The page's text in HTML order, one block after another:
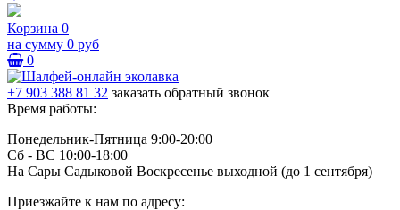
Корзина 0
на сумму 0 руб
0
+7 903 388 81 32 заказать обратный звонок
Время работы:
Понедельник-Пятница 9:00-20:00
Сб - ВС 10:00-18:00
На Сары Садыковой Воскресенье выходной (до 1 сентября)
Приезжайте к нам по адресу: